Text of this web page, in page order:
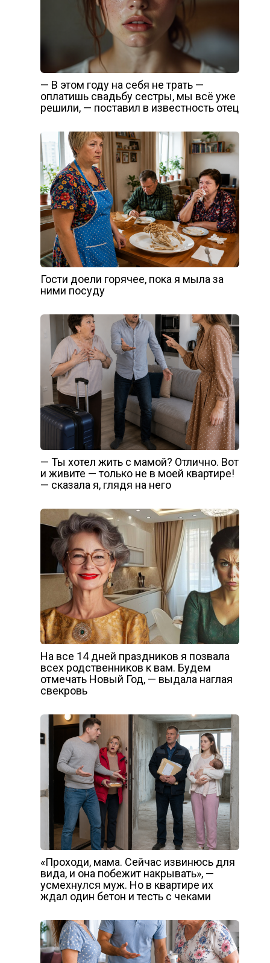
— В этом году на себя не трать —
оплатишь свадьбу сестры, мы всё уже
решили, — поставил в известность отец
Гости доели горячее, пока я мыла за
ними посуду
— Ты хотел жить с мамой? Отлично. Вот
и живите — только не в моей квартире!
— сказала я, глядя на него
На все 14 дней праздников я позвала
всех родственников к вам. Будем
отмечать Новый Год, — выдала наглая
свекровь
«Проходи, мама. Сейчас извинюсь для
вида, и она побежит накрывать», —
усмехнулся муж. Но в квартире их
ждал один бетон и тесть с чеками